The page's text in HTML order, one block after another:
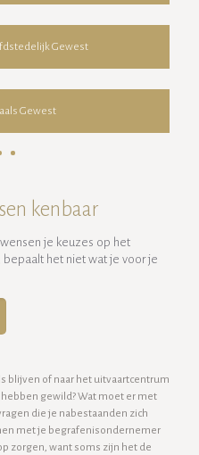
Gewest
Gewest
kenbaar
je keuzes op het
het niet wat je voor je
blijven of naar het uitvaartcentrum
gewild? Wat moet er met
die je nabestaanden zich
met je begrafenisondernemer
zorgen, want soms zijn het de